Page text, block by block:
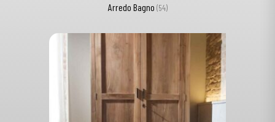
Arredo Bagno (54)